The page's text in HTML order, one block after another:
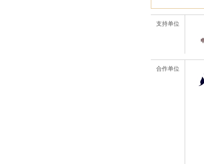
支持单位
合作单位